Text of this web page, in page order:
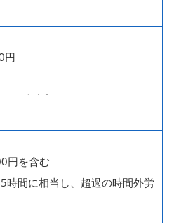
円
短大卒】
月10日休みの月給34万円] の
す。
たします。
円を含む
間に相当し、超過の時間外労